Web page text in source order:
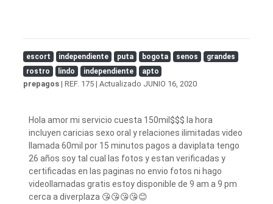
escort independiente puta bogota senos
grandes
rostro
lindo independiente apto
prepagos | REF. 175 | Actualizado JUNIO 16, 2020
Hola amor mi servicio cuesta 150mil$$$ la hora
incluyen caricias sexo oral y relaciones ilimitadas video
llamada 60mil por 15 minutos pagos a daviplata tengo
26 años soy tal cual las fotos y estan verificadas y
certificadas en las paginas no envio fotos ni hago
videollamadas gratis estoy disponible de 9 am a 9 pm
cerca a diverplaza 😘😘😘😘😊